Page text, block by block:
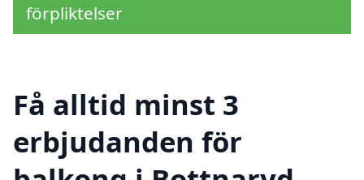
förpliktelser
Få alltid minst 3
erbjudanden för